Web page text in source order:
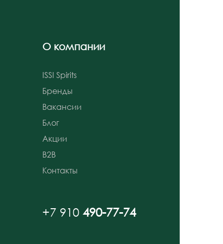
О компании
ISSI Spirits
Бренды
Вакансии
Блог
Акции
B2B
Контакты
+7 910 490-77-74